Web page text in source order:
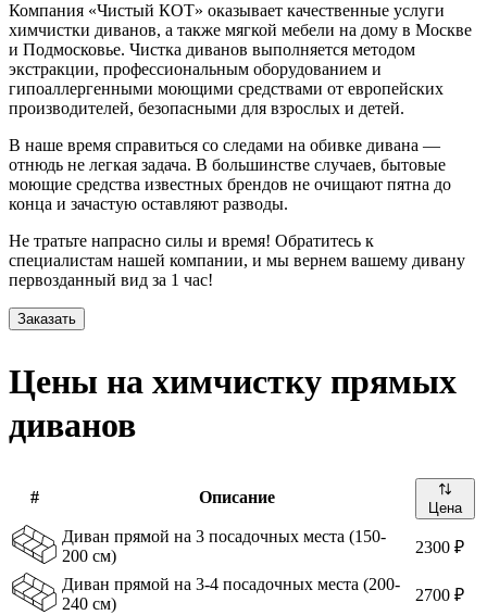
Компания «Чистый КОТ» оказывает качественные услуги
химчистки диванов, а также мягкой мебели на дому в Москве
и Подмосковье. Чистка диванов выполняется методом
экстракции, профессиональным оборудованием и
гипоаллергенными моющими средствами от европейских
производителей, безопасными для взрослых и детей.
В наше время справиться со следами на обивке дивана —
отнюдь не легкая задача. В большинстве случаев, бытовые
моющие средства известных брендов не очищают пятна до
конца и зачастую оставляют разводы.
Не тратьте напрасно силы и время! Обратитесь к
специалистам нашей компании, и мы вернем вашему дивану
первозданный вид за 1 час!
Заказать
Цены на химчистку прямых
диванов
# Описание
Цена
Диван прямой на 3 посадочных места (150-
200 см)
2300 ₽
Диван прямой на 3-4 посадочных места (200-
240 см)
2700 ₽